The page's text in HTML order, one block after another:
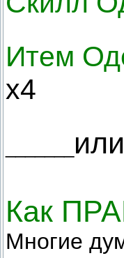
Итем
x4
или
Как
Многие